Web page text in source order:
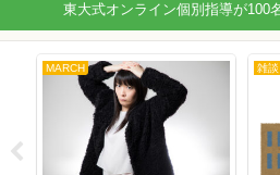
東大式オンライン個別指導が100
雑談 数学